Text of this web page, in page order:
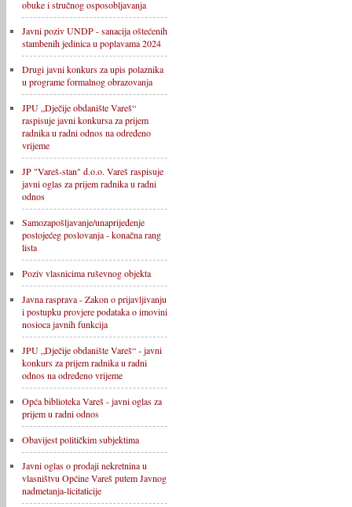
obuke i stručnog osposobljavanja
Javni poziv UNDP - sanacija oštećenih
stambenih jedinica u poplavama 2024
Drugi javni konkurs za upis polaznika
u programe formalnog obrazovanja
JPU „Dječije obdanište Vareš“
raspisuje javni konkursa za prijem
radnika u radni odnos na određeno
vrijeme
JP "Vareš-stan" d.o.o. Vareš raspisuje
javni oglas za prijem radnika u radni
odnos
Samozapošljavanje/unaprijeđenje
postojećeg poslovanja - konačna rang
lista
Poziv vlasnicima ruševnog objekta
Javna rasprava - Zakon o prijavljivanju
i postupku provjere podataka o imovini
nosioca javnih funkcija
JPU „Dječije obdanište Vareš“ - javni
konkurs za prijem radnika u radni
odnos na određeno vrijeme
Opća biblioteka Vareš - javni oglas za
prijem u radni odnos
Obavijest političkim subjektima
Javni oglas o prodaji nekretnina u
vlasništvu Općine Vareš putem Javnog
nadmetanja-licitaticije